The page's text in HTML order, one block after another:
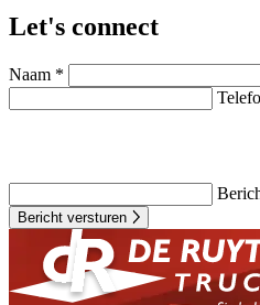
Let's connect
Naam *
Bericht versturen